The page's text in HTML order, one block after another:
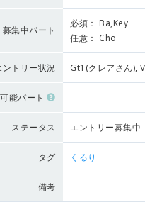
募集中パート
必須： Ba,Key
任意： Cho
ントリー状況 Gt1(クレアさん),
能パート
ステータス エントリー募集中
タグ くるり
備考